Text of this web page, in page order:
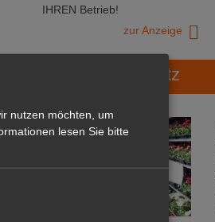
IHREN Betrieb!
zur Anzeige
GABOT Marktplatz
nutzen möchten, um
lesen Sie bitte